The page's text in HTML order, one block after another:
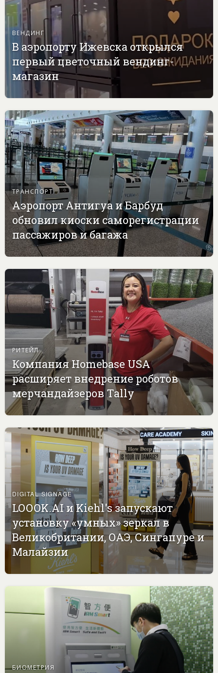
ВЕНДИНГ
В аэропорту Ижевска открылся
первый цветочный вендинг-
магазин
ТРАНСПОРТ
Аэропорт Антигуа и Барбуд
обновил киоски саморегистрации
пассажиров и багажа
РИТЕЙЛ
Компания Homebase USA
расширяет внедрение роботов
мерчандайзеров Tally
DIGITAL SIGNAGE
LOOOK.AI и Kiehl's запускают
установку «умных» зеркал в
Великобритании, ОАЭ, Сингапуре и
Малайзии
БИОМЕТРИЯ